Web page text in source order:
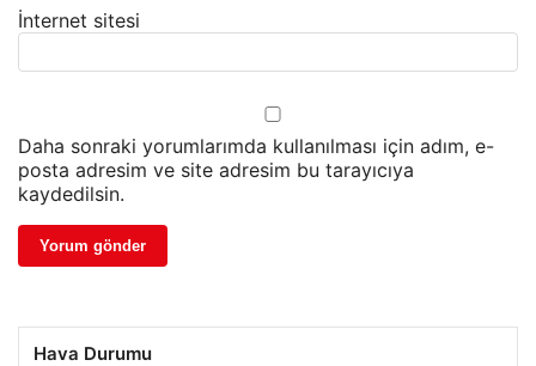
İnternet sitesi
Daha sonraki yorumlarımda kullanılması için adım, e-
posta adresim ve site adresim bu tarayıcıya
kaydedilsin.
Hava Durumu